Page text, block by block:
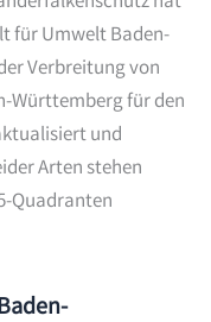
für Umwelt Baden-
Verbreitung von
Württemberg für den
und
Arten stehen
Quadranten